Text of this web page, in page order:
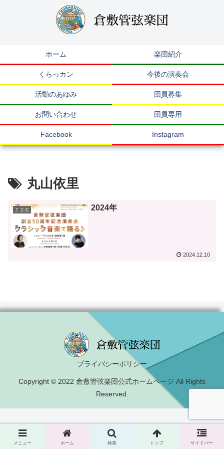
ホーム 楽団紹介
くらっカン 今後の演奏会
活動のあゆみ 団員募集
お問い合わせ 団員専用
Facebook Instagram
丸山依里
ＴＣＣ 2024年
2024.12.10
プライバシーポリシー
Copyright © 2022 倉敷管弦楽団公式ホームページ All Rights
Reserved.
メニュー ホーム 検索 トップ サイドバー